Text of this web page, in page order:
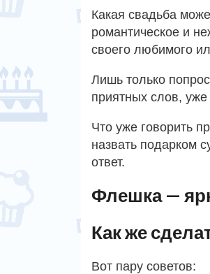
Какая свадьба
романтическое и
своего любимого
Лишь только
приятных слов,
Что уже говорить
назвать подарком
ответ.
Флешка —
Как же
Вот пару советов: